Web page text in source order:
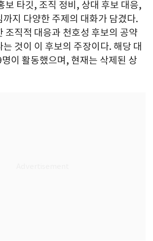
보 타깃, 조직 정비, 상대 후보 대응,
까지 다양한 주제의 대화가 담겼다.
조직적 대응과 천호성 후보의 공약
것이 이 후보의 주장이다. 해당 대
이 활동했으며, 현재는 삭제된 상